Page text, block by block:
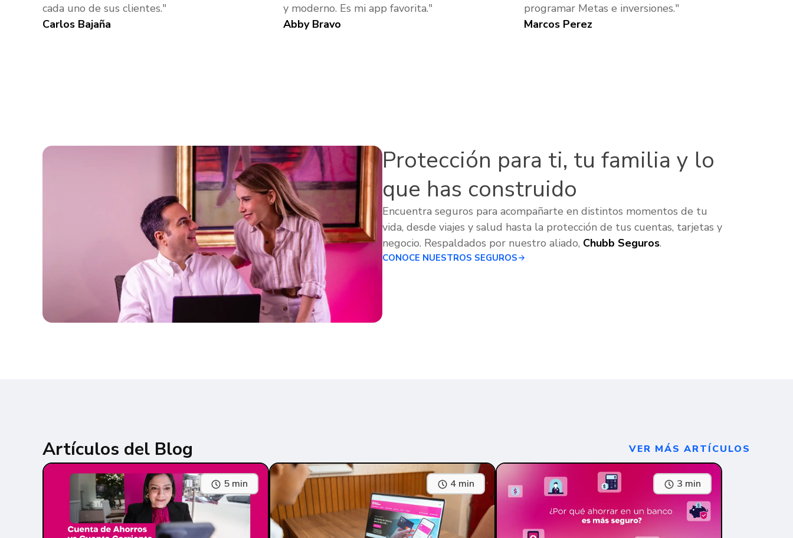
cada uno de sus clientes."
Carlos Bajaña
y moderno. Es mi app favorita."
Abby Bravo
programar Metas e inversiones."
Marcos Perez
Protección para ti, tu familia y lo
que has construido
Encuentra seguros para acompañarte en distintos momentos de tu
vida, desde viajes y salud hasta la protección de tus cuentas, tarjetas y
negocio. Respaldados por nuestro aliado, Chubb Seguros.
CONOCE NUESTROS SEGUROS
Artículos del Blog VER MÁS ARTÍCULOS
5 min 4 min 3 min